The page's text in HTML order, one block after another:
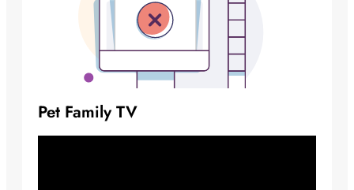
Pet Family TV